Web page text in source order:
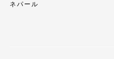
ネパール